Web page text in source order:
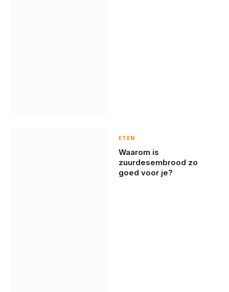
ETEN
Waarom is
zuurdesembrood zo
goed voor je?